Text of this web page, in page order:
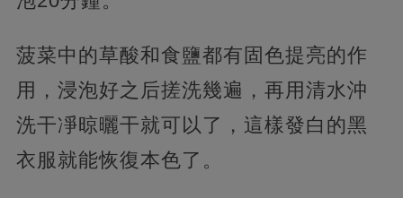
菠菜中的草酸和食鹽都有固色提亮的作
用，浸泡好之后搓洗幾遍，再用清水沖
洗干凈晾曬干就可以了， 這樣發白的黑
衣服就能恢復本色了。